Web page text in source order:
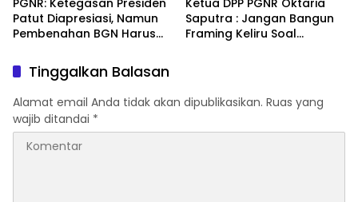
Patut Diapresiasi, Namun
Pembenahan BGN Harus
Tata Kelola
Saputra : Jangan Bangun
Framing Keliru Soal
Tinggalkan Balasan
Alamat email Anda tidak akan dipublikasikan. Ruas yang
wajib ditandai *